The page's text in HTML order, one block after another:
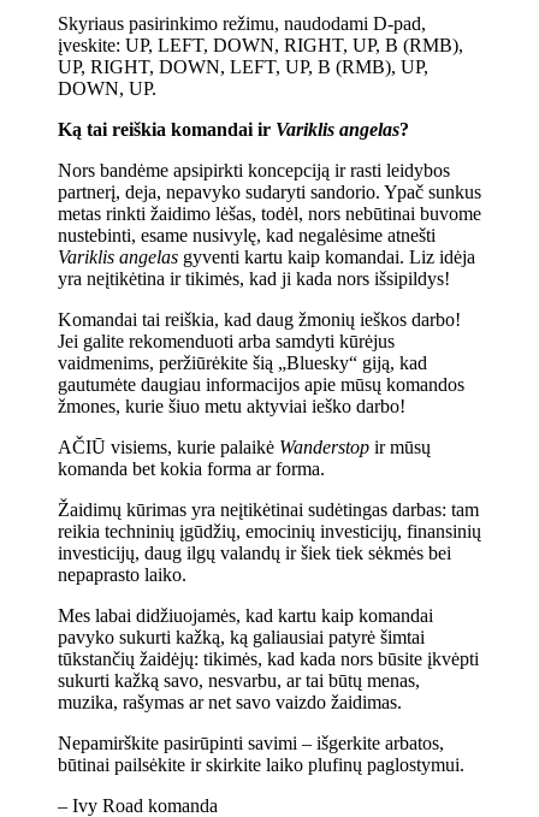
Skyriaus pasirinkimo režimu, naudodami D-pad,
įveskite: UP, LEFT, DOWN, RIGHT, UP, B (RMB),
UP, RIGHT, DOWN, LEFT, UP, B (RMB), UP,
DOWN, UP.
Ką tai reiškia komandai ir Variklis angelas?
Nors bandėme apsipirkti koncepciją ir rasti leidybos
partnerį, deja, nepavyko sudaryti sandorio. Ypač sunkus
metas rinkti žaidimo lėšas, todėl, nors nebūtinai buvome
nustebinti, esame nusivylę, kad negalėsime atnešti
Variklis angelas gyventi kartu kaip komandai. Liz idėja
yra neįtikėtina ir tikimės, kad ji kada nors išsipildys!
Komandai tai reiškia, kad daug žmonių ieškos darbo!
Jei galite rekomenduoti arba samdyti kūrėjus
vaidmenims, peržiūrėkite šią „Bluesky“ giją, kad
gautumėte daugiau informacijos apie mūsų komandos
žmones, kurie šiuo metu aktyviai ieško darbo!
AČIŪ visiems, kurie palaikė Wanderstop ir mūsų
komanda bet kokia forma ar forma.
Žaidimų kūrimas yra neįtikėtinai sudėtingas darbas: tam
reikia techninių įgūdžių, emocinių investicijų, finansinių
investicijų, daug ilgų valandų ir šiek tiek sėkmės bei
nepaprasto laiko.
Mes labai didžiuojamės, kad kartu kaip komandai
pavyko sukurti kažką, ką galiausiai patyrė šimtai
tūkstančių žaidėjų: tikimės, kad kada nors būsite įkvėpti
sukurti kažką savo, nesvarbu, ar tai būtų menas,
muzika, rašymas ar net savo vaizdo žaidimas.
Nepamirškite pasirūpinti savimi – išgerkite arbatos,
būtinai pailsėkite ir skirkite laiko plufinų paglostymui.
– Ivy Road komanda